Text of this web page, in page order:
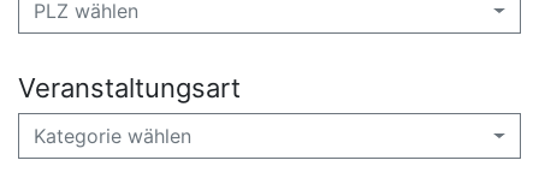
PLZ wählen
Veranstaltungsart
Kategorie wählen